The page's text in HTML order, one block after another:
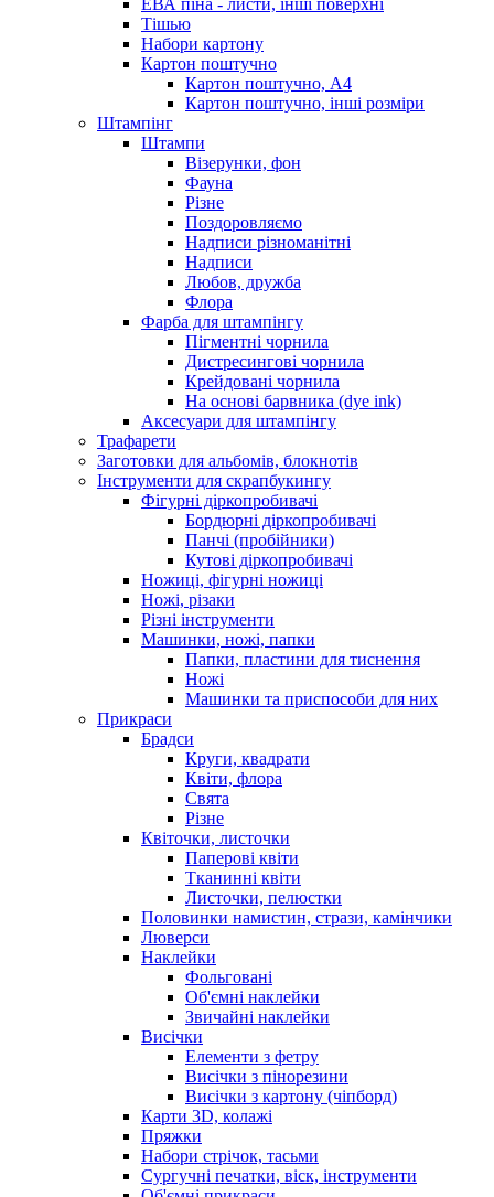
Тішью
Набори картону
Картон поштучно
Картон поштучно, А4
Картон поштучно, інші розміри
Штампінг
Штампи
Візерунки, фон
Фауна
Різне
Поздоровляємо
Надписи різноманітні
Надписи
Любов, дружба
Флора
Фарба для штампінгу
Пігментні чорнила
Дистресингові чорнила
Крейдовані чорнила
На основі барвника (dye ink)
Аксесуари для штампінгу
Трафарети
Заготовки для альбомів, блокнотів
Інструменти для скрапбукингу
Фігурні діркопробивачі
Бордюрні діркопробивачі
Панчі (пробійники)
Кутові діркопробивачі
Ножиці, фігурні ножиці
Ножі, різаки
Різні інструменти
Машинки, ножі, папки
Папки, пластини для тиснення
Ножі
Машинки та приспособи для них
Прикраси
Брадси
Круги, квадрати
Квіти, флора
Свята
Різне
Квіточки, листочки
Паперові квіти
Тканинні квіти
Листочки, пелюстки
Половинки намистин, стрази, камінчики
Люверси
Наклейки
Фольговані
Об'ємні наклейки
Звичайні наклейки
Висічки
Елементи з фетру
Висічки з пінорезини
Висічки з картону (чіпборд)
Карти 3D, колажі
Пряжки
Набори стрічок, тасьми
Сургучні печатки, віск, інструменти